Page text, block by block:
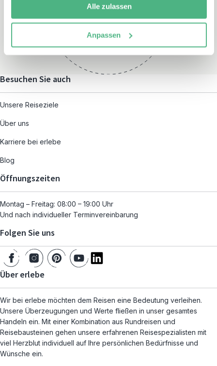
Alle zulassen
Anpassen
Montag – Freitag:
und nach individueller
Terminvereinbarung
Besuchen Sie auch
Unsere Reiseziele
Über uns
Karriere bei erlebe
Blog
Öffnungszeiten
Montag – Freitag: 08:00 – 19:00 Uhr
Und nach individueller Terminvereinbarung
Folgen Sie uns
Über erlebe
Wir bei erlebe möchten dem Reisen eine Bedeutung verleihen.
Unsere Überzeugungen und Werte fließen in unser gesamtes
Handeln ein. Mit einer Kombination aus Rundreisen und
Reisebausteinen gehen unsere erfahrenen Reisespezialisten mit
viel Herzblut individuell auf Ihre persönlichen Bedürfnisse und
Wünsche ein.